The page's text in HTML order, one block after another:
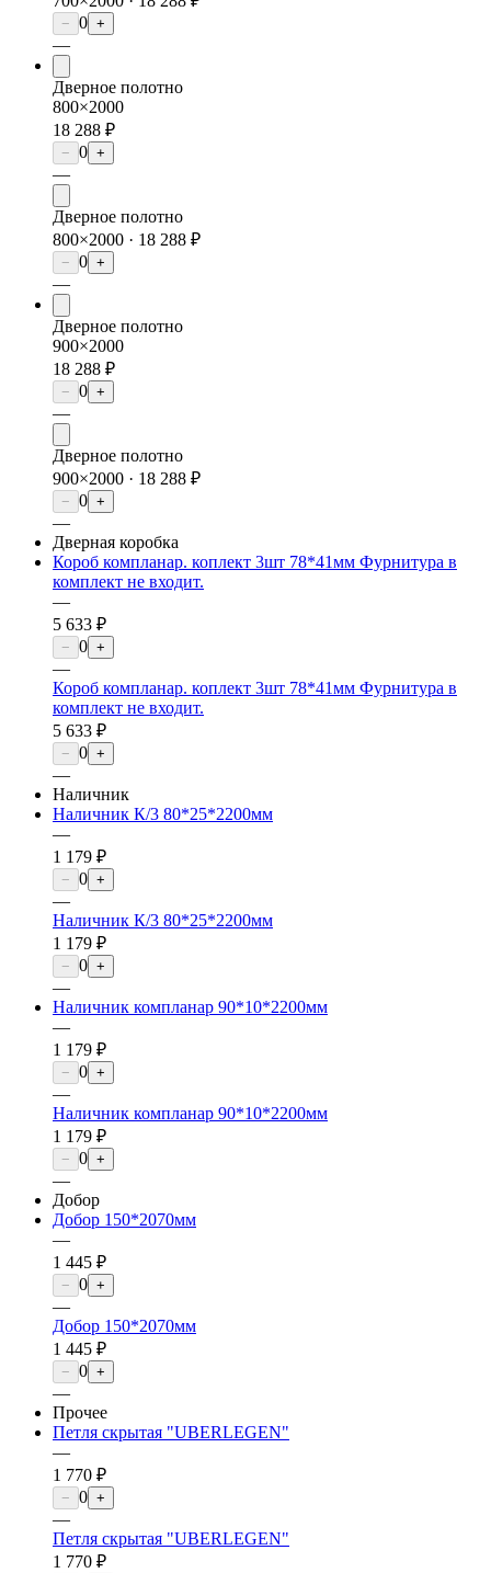
− 0 +
—
Дверное полотно
800×2000
18 288 ₽
− 0 +
—
Дверное полотно
800×2000 · 18 288 ₽
− 0 +
—
Дверное полотно
900×2000
18 288 ₽
− 0 +
—
Дверное полотно
900×2000 · 18 288 ₽
− 0 +
—
Дверная коробка
Короб компланар. коплект 3шт 78*41мм Фурнитура в
комплект не входит.
—
5 633 ₽
− 0 +
—
Короб компланар. коплект 3шт 78*41мм Фурнитура в
комплект не входит.
5 633 ₽
− 0 +
—
Наличник
Наличник К/3 80*25*2200мм
—
1 179 ₽
− 0 +
—
Наличник К/3 80*25*2200мм
1 179 ₽
− 0 +
—
Наличник компланар 90*10*2200мм
—
1 179 ₽
− 0 +
—
Наличник компланар 90*10*2200мм
1 179 ₽
− 0 +
—
Добор
Добор 150*2070мм
—
1 445 ₽
− 0 +
—
Добор 150*2070мм
1 445 ₽
− 0 +
—
Прочее
Петля скрытая "UBERLEGEN"
—
1 770 ₽
− 0 +
—
Петля скрытая "UBERLEGEN"
1 770 ₽